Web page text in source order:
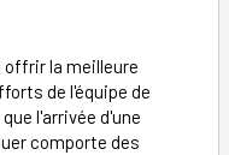
la meilleure
de l'équipe de
l'arrivée d'une
comporte des